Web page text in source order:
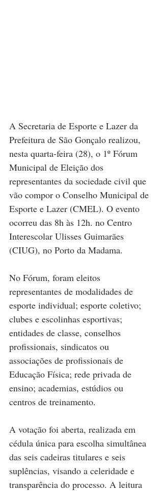
A Secretaria de Esporte e Lazer da
Prefeitura de São Gonçalo realizou,
nesta quarta-feira (28), o 1º Fórum
Municipal de Eleição dos
representantes da sociedade civil que
vão compor o Conselho Municipal de
Esporte e Lazer (CMEL). O evento
ocorreu das 8h às 12h. no Centro
Interescolar Ulisses Guimarães
(CIUG), no Porto da Madama.
No Fórum, foram eleitos
representantes de modalidades de
esporte individual; esporte coletivo;
clubes e escolinhas esportivas;
entidades de classe, conselhos
profissionais, sindicatos ou
associações de profissionais de
Educação Física; rede privada de
ensino; academias, estúdios ou
centros de treinamento.
A votação foi aberta, realizada em
cédula única para escolha simultânea
das seis cadeiras titulares e seis
suplências, visando a celeridade e
transparência do processo. A leitura